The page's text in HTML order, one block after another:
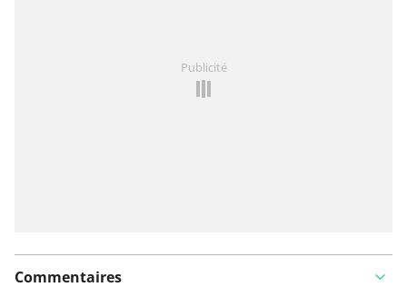
Publicité
Commentaires